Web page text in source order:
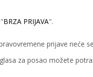
BRZA PRIJAVA".
prijave neće
za posao možete